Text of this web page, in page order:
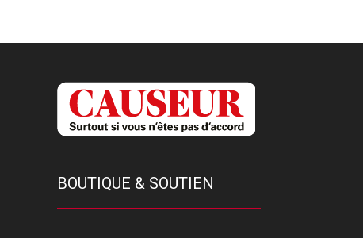
BOUTIQUE & SOUTIEN